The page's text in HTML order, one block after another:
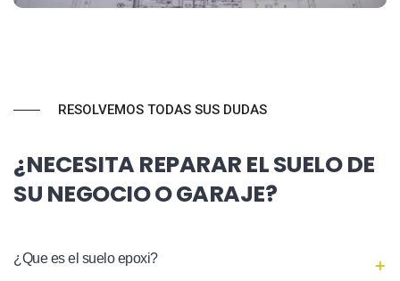
RESOLVEMOS TODAS SUS DUDAS
¿NECESITA REPARAR EL SUELO DE
SU NEGOCIO O GARAJE?
¿Que es el suelo epoxi?